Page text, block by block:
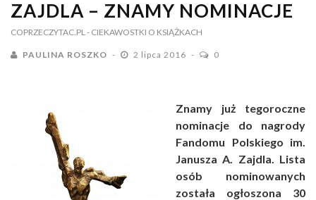
ZAJDLA – ZNAMY NOMINACJE
COPRZECZYTAC.PL - CIEKAWOSTKI O KSIĄŻKACH
PAULINA ROSZKO 2 lipca 2016 0
Znamy już tegoroczne
nominacje do nagrody
Fandomu Polskiego im.
Janusza A. Zajdla. Lista
osób nominowanych
została ogłoszona 30